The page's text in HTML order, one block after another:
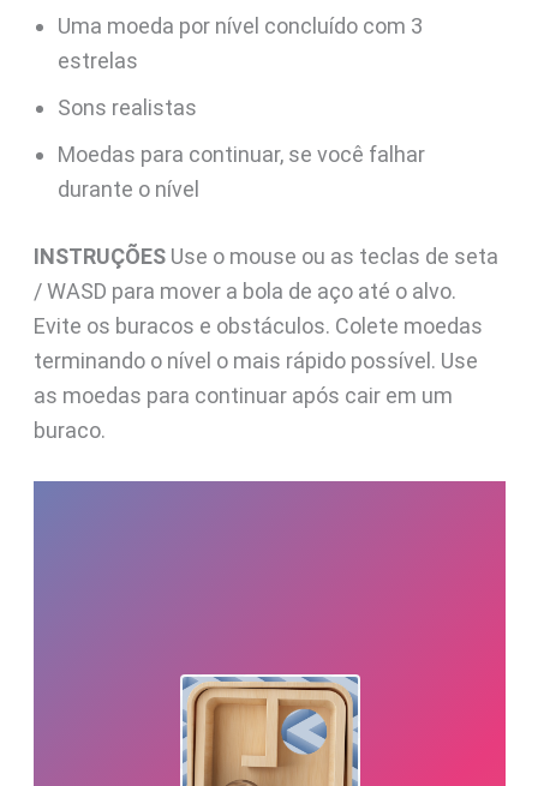
Uma moeda por nível concluído com 3
estrelas
Sons realistas
Moedas para continuar, se você falhar
durante o nível
INSTRUÇÕESUse o mouse ou as teclas de seta
/ WASD para mover a bola de aço até o alvo.
Evite os buracos e obstáculos. Colete moedas
terminando o nível o mais rápido possível. Use
as moedas para continuar após cair em um
buraco.